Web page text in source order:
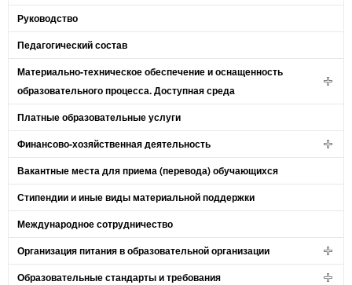
Руководство
Педагогический состав
Материально-техническое обеспечение и оснащенность
образовательного процесса. Доступная среда
Платные образовательные услуги
Финансово-хозяйственная деятельность
Вакантные места для приема (перевода) обучающихся
Стипендии и иные виды материальной поддержки
Международное сотрудничество
Организация питания в образовательной организации
Образовательные стандарты и требования